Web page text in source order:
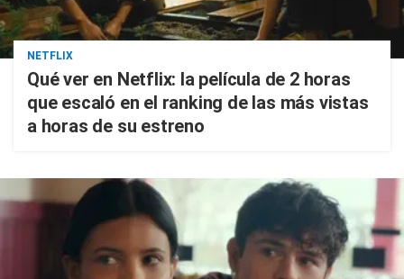
NETFLIX
Qué ver en Netflix: la película de 2 horas
que escaló en el ranking de las más vistas
a horas de su estreno